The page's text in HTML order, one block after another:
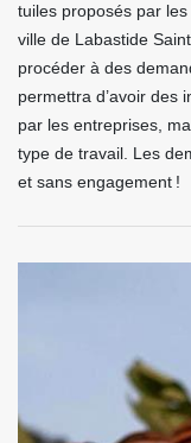
tuiles proposés par
ville de Labastide
procéder à des
permettra d’avoir des
par les entreprises,
type de travail. Les
et sans engagement !